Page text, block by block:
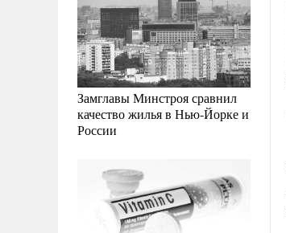
Замглавы Минстроя сравнил
качество жилья в Нью-Йорке и
России